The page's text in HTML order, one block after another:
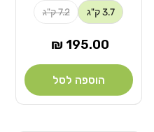
3.7 ק"ג 7.2 ק"ג
מחיר
195.00 ₪
הוספה לסל